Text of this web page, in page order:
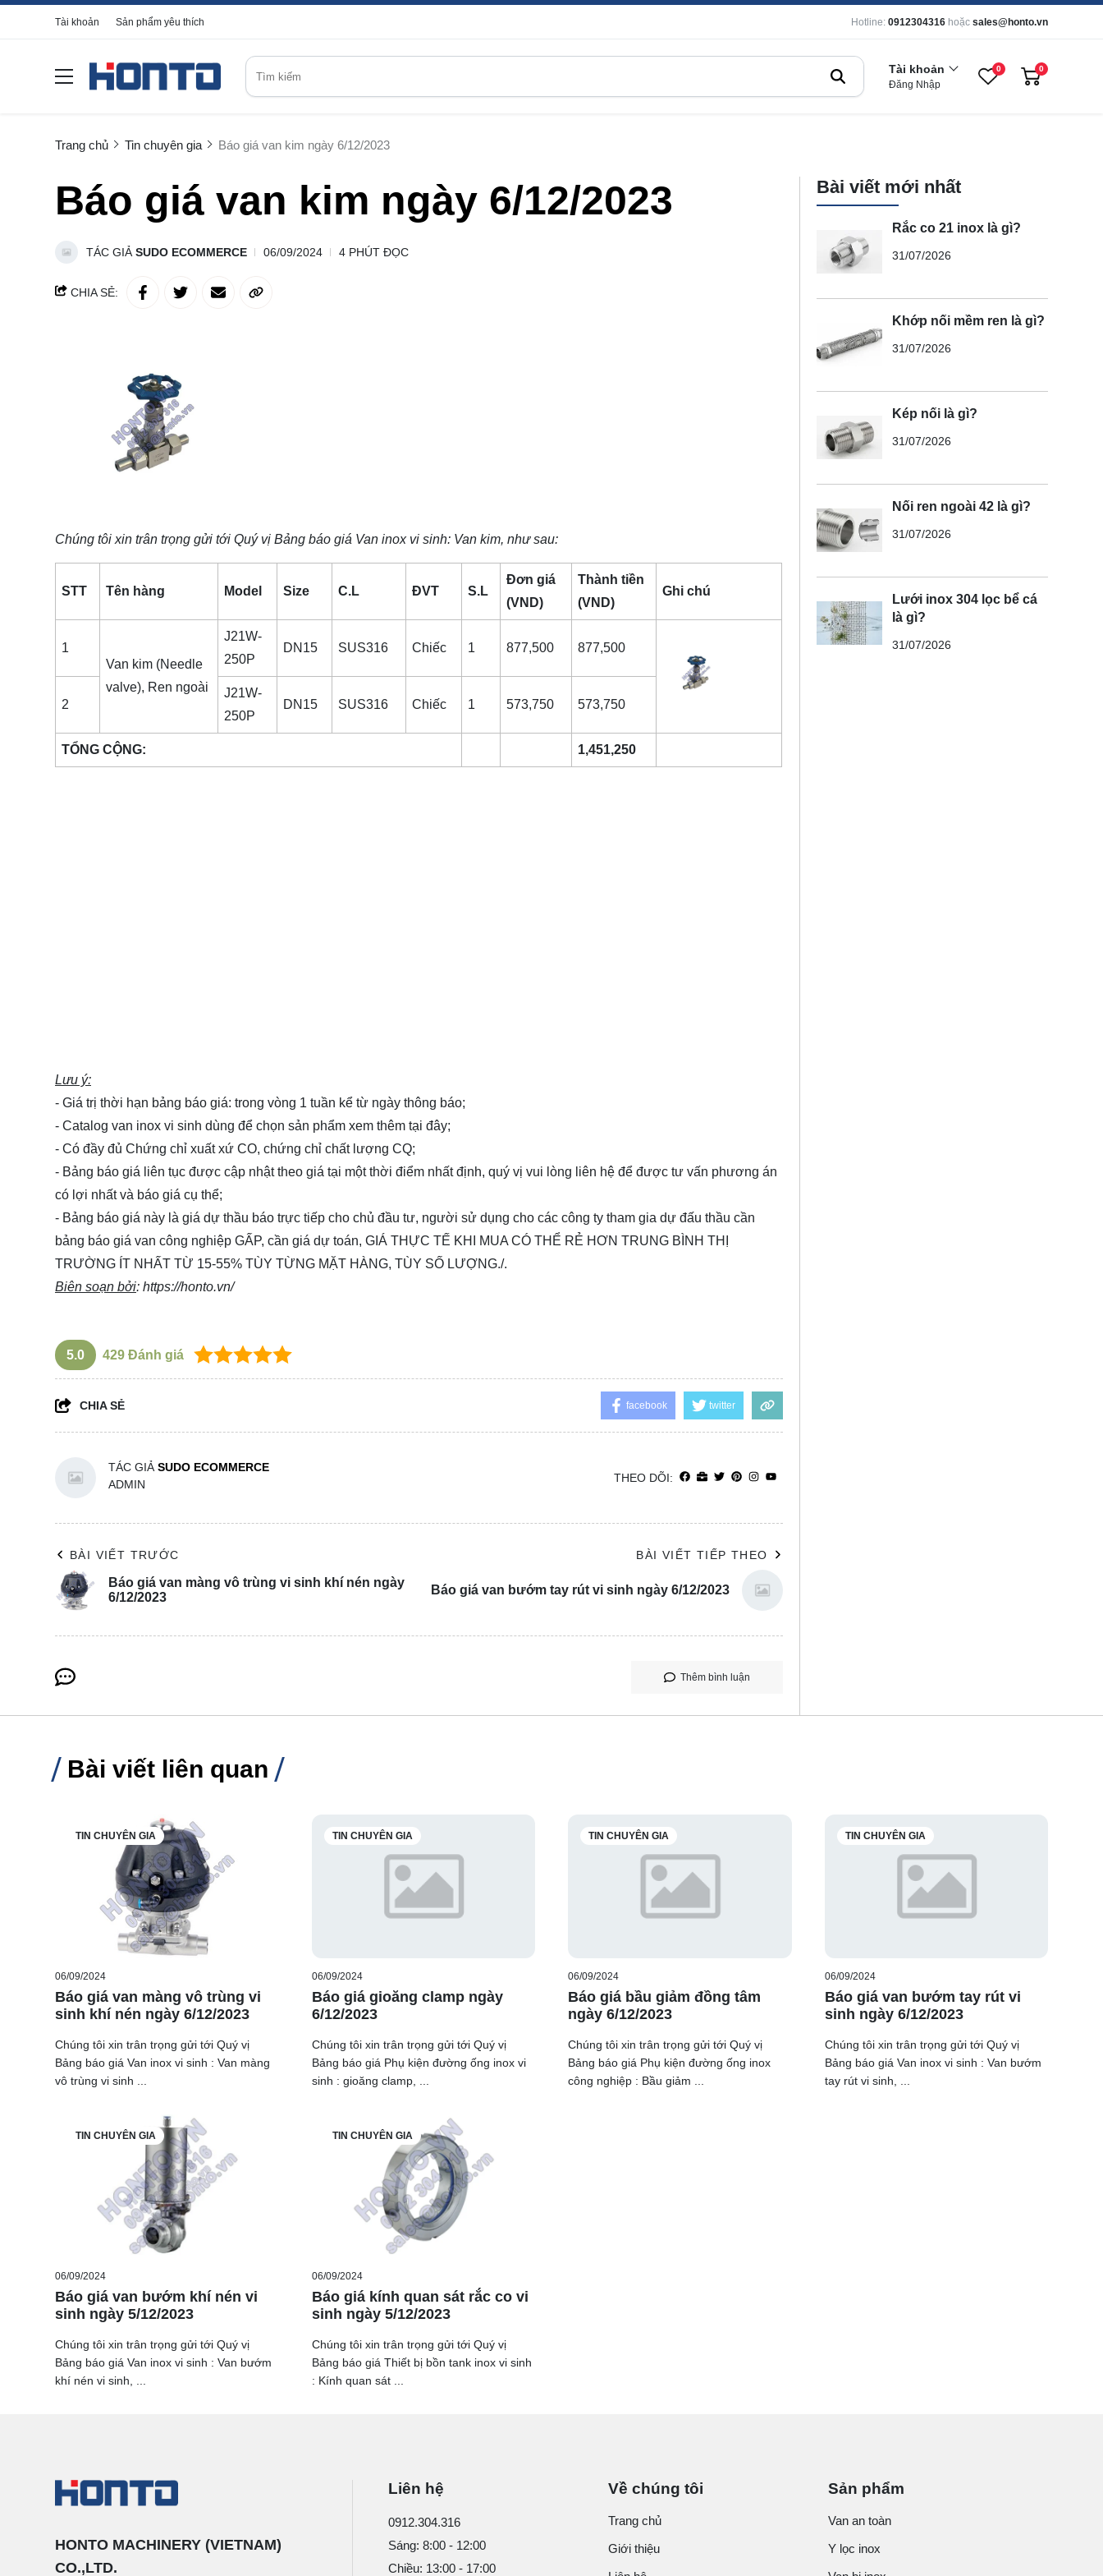
Tài khoản Sản phẩm yêu thích Hotline: 0912304316 hoặc sales@honto.vn
Tài khoản
Đăng Nhập
0 0
Trang chủ Tin chuyên gia Báo giá van kim ngày 6/12/2023
Báo giá van kim ngày 6/12/2023
TÁC GIẢ SUDO ECOMMERCE 06/09/2024 4 PHÚT ĐỌC
CHIA SẺ:
Chúng tôi xin trân trọng gửi tới Quý vị Bảng báo giá Van inox vi sinh: Van kim, như sau:
STT Tên hàng Model Size C.L ĐVT S.L
Đơn giá
(VND)
Thành tiền
(VND)
Ghi chú
1
Van kim (Needle
valve), Ren ngoài
J21W-
250P
DN15 SUS316 Chiếc 1 877,500 877,500
2
J21W-
250P
DN15 SUS316 Chiếc 1 573,750 573,750
TỔNG CỘNG: 1,451,250
Lưu ý:
- Giá trị thời hạn bảng báo giá: trong vòng 1 tuần kể từ ngày thông báo;
- Catalog van inox vi sinh dùng để chọn sản phẩm xem thêm tại đây;
- Có đầy đủ Chứng chỉ xuất xứ CO, chứng chỉ chất lượng CQ;
- Bảng báo giá liên tục được cập nhật theo giá tại một thời điểm nhất định, quý vị vui lòng liên hệ để được tư vấn phương án
có lợi nhất và báo giá cụ thể;
- Bảng báo giá này là giá dự thầu báo trực tiếp cho chủ đầu tư, người sử dụng cho các công ty tham gia dự đấu thầu cần
bảng báo giá van công nghiệp GẤP, cần giá dự toán, GIÁ THỰC TẾ KHI MUA CÓ THỂ RẺ HƠN TRUNG BÌNH THỊ
TRƯỜNG ÍT NHẤT TỪ 15-55% TÙY TỪNG MẶT HÀNG, TÙY SỐ LƯỢNG./.
Biên soạn bởi: https://honto.vn/
5.0 429 Đánh giá
CHIA SẺ facebook twitter
TÁC GIẢ SUDO ECOMMERCE
ADMIN
THEO DÕI:
BÀI VIẾT TRƯỚC
Báo giá van màng vô trùng vi sinh khí nén ngày
6/12/2023
BÀI VIẾT TIẾP THEO
Báo giá van bướm tay rút vi sinh ngày 6/12/2023
Thêm bình luận
Bài viết mới nhất
Rắc co 21 inox là gì?
31/07/2026
Khớp nối mềm ren là gì?
31/07/2026
Kép nối là gì?
31/07/2026
Nối ren ngoài 42 là gì?
31/07/2026
Lưới inox 304 lọc bể cá
là gì?
31/07/2026
Bài viết liên quan
TIN CHUYÊN GIA
06/09/2024
Báo giá van màng vô trùng vi
sinh khí nén ngày 6/12/2023
Chúng tôi xin trân trọng gửi tới Quý vị
Bảng báo giá Van inox vi sinh : Van màng
vô trùng vi sinh ...
TIN CHUYÊN GIA
06/09/2024
Báo giá gioăng clamp ngày
6/12/2023
Chúng tôi xin trân trọng gửi tới Quý vị
Bảng báo giá Phụ kiện đường ống inox vi
sinh : gioăng clamp, ...
TIN CHUYÊN GIA
06/09/2024
Báo giá bầu giảm đồng tâm
ngày 6/12/2023
Chúng tôi xin trân trọng gửi tới Quý vị
Bảng báo giá Phụ kiện đường ống inox
công nghiệp : Bầu giảm ...
TIN CHUYÊN GIA
06/09/2024
Báo giá van bướm tay rút vi
sinh ngày 6/12/2023
Chúng tôi xin trân trọng gửi tới Quý vị
Bảng báo giá Van inox vi sinh : Van bướm
tay rút vi sinh, ...
TIN CHUYÊN GIA
06/09/2024
Báo giá van bướm khí nén vi
sinh ngày 5/12/2023
Chúng tôi xin trân trọng gửi tới Quý vị
Bảng báo giá Van inox vi sinh : Van bướm
khí nén vi sinh, ...
TIN CHUYÊN GIA
06/09/2024
Báo giá kính quan sát rắc co vi
sinh ngày 5/12/2023
Chúng tôi xin trân trọng gửi tới Quý vị
Bảng báo giá Thiết bị bồn tank inox vi sinh
: Kính quan sát ...
HONTO MACHINERY (VIETNAM)
CO.,LTD.
Liên hệ
0912.304.316
Sáng: 8:00 - 12:00
Chiều: 13:00 - 17:00
Về chúng tôi
Trang chủ
Giới thiệu
Sản phẩm
Van an toàn
Y lọc inox